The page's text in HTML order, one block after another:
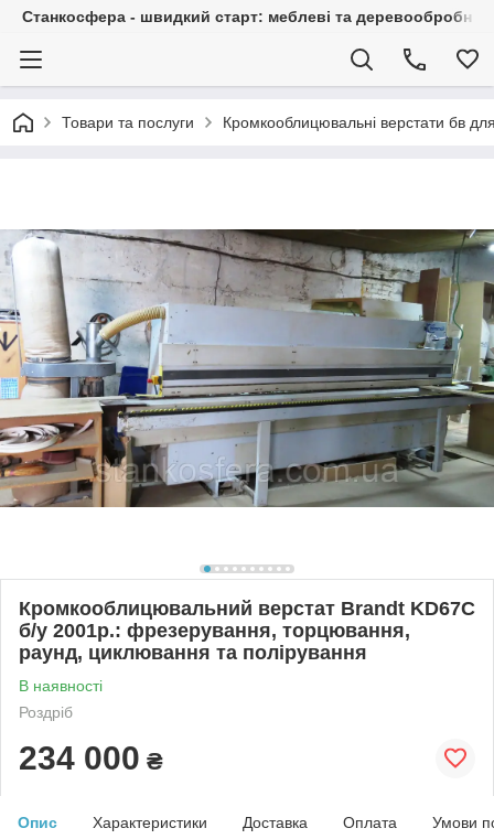
Станкосфера - швидкий старт: меблеві та деревообробні
Товари та послуги Кромкооблицювальні верстати бв
Кромкооблицювальний верстат Brandt KD67C
б/у 2001р.: фрезерування, торцювання,
раунд, циклювання та полірування
В наявності
Роздріб
234 000 ₴
Опис Характеристики Доставка Оплата Умови